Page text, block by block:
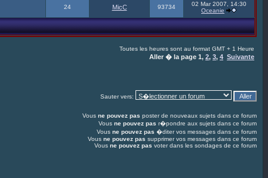
24 MicC 93734
02 Mar 2007, 14:30
Oceanie
Toutes les heures sont au format GMT + 1 Heure
Aller � la page 1, 2, 3, 4 Suivante
Sauter vers:
Vous ne pouvez pas poster de nouveaux sujets dans ce forum
Vous ne pouvez pas r�pondre aux sujets dans ce forum
Vous ne pouvez pas �diter vos messages dans ce forum
Vous ne pouvez pas supprimer vos messages dans ce forum
Vous ne pouvez pas voter dans les sondages de ce forum